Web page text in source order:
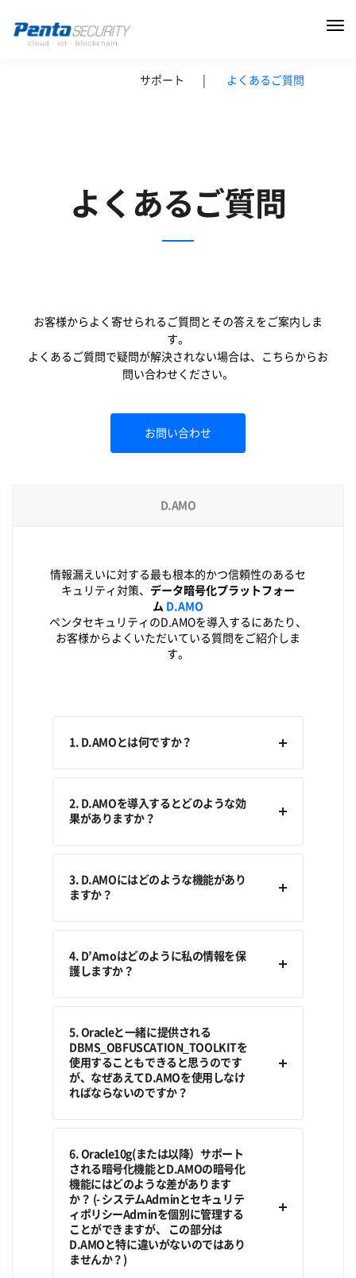
サポート よくあるご質問
よくあるご質問
お客様からよく寄せられるご質問とその答えをご案内しま
す。
よくあるご質問で疑問が解決されない場合は、こちらからお
問い合わせください。
お問い合わせ
D.AMO
情報漏えいに対する最も根本的かつ信頼性のあるセ
キュリティ対策、 データ暗号化プラットフォー
ム D.AMO
ペンタセキュリティのD.AMOを導入するにあたり、
お客様からよくいただいている質問をご紹介しま
す。
1. D.AMOとは何ですか？
2. D.AMOを導入するとどのような効
果がありますか？
3. D.AMOにはどのような機能があり
ますか？
4. D’Amoはどのように私の情報を保
護しますか？
5. Oracleと一緒に提供される
DBMS_OBFUSCATION_TOOLKITを
使用することもできると思うのです
が、なぜあえてD.AMOを使用しなけ
ればならないのですか？
6. Oracle10g(または以降）サポート
される暗号化機能とD.AMOの暗号化
機能にはどのような差があります
か？ (- システムAdminとセキュリテ
ィポリシーAdminを個別に管理する
ことができますが、 この部分は
D.AMOと特に違いがないのではあり
ませんか？)